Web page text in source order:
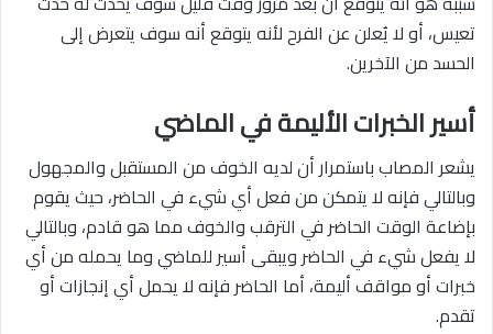
تعيس، أو لا يُعلن عن الفرح لأنه يتوقع أنه سوف يتعرض إلى
الحسد من الآخرين.
أسير الخبرات الأليمة في الماضي
يشعر المصاب باستمرار أن لديه الخوف من المستقبل والمجهول
وبالتالي فإنه لا يتمكن من فعل أي شيء في الحاضر، حيث يقوم
بإضاعة الوقت الحاضر في الترقب والخوف مما هو قادم، وبالتالي
لا يفعل شيء في الحاضر ويبقى أسير للماضي وما يحمله من أي
خبرات أو مواقف أليمة، أما الحاضر فإنه لا يحمل أي إنجازات أو
تقدم.